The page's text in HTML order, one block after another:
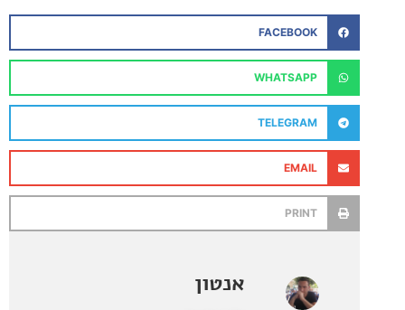
FACEBOOK
WHATSAPP
TELEGRAM
אנטון